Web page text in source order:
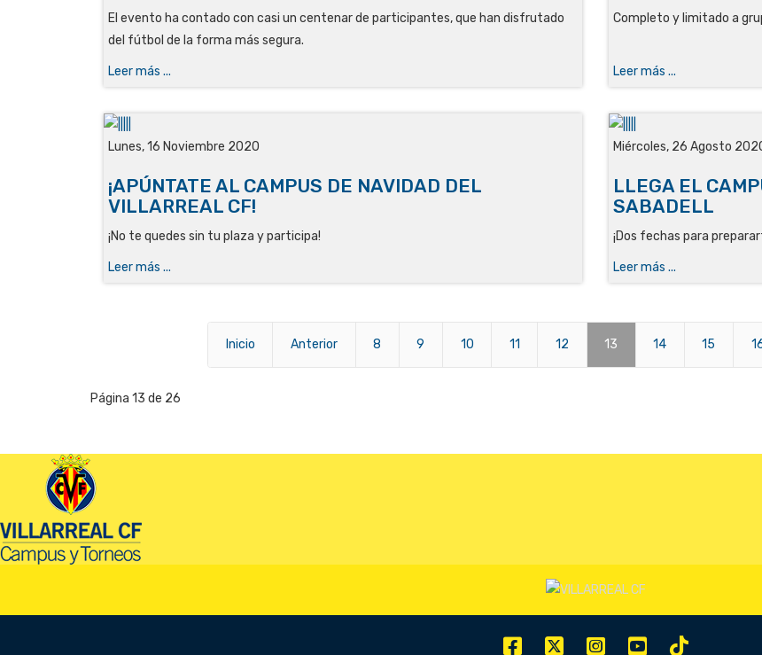
El evento ha contado con casi un centenar de participantes, que han disfrutado
del fútbol de la forma más segura.
Leer más ...
Completo y limitado a
Leer más ...
Lunes, 16 Noviembre 2020
¡APÚNTATE AL CAMPUS DE NAVIDAD DEL
VILLARREAL CF!
¡No te quedes sin tu plaza y participa!
Leer más ...
Miércoles, 26 Agosto
LLEGA EL
SABADELL
¡Dos fechas para
Leer más ...
Inicio Anterior 8 9 10 11 12 13 14 15
Página 13 de 26